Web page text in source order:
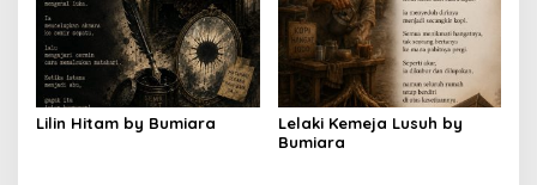
Lilin Hitam by Bumiara
Lelaki Kemeja Lusuh by
Bumiara